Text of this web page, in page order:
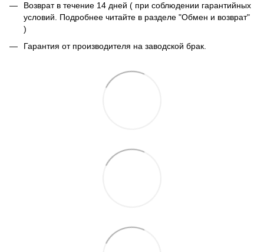
Возврат в течение 14 дней ( при соблюдении гарантийных
условий. Подробнее читайте в разделе "Обмен и возврат"
)
Гарантия от производителя на заводской брак.